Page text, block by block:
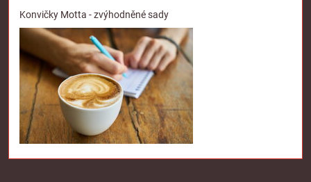
Konvičky Motta - zvýhodněné sady